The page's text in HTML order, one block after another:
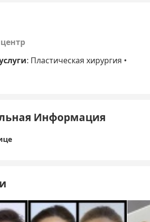
: Пластическая хирургия •
Информация